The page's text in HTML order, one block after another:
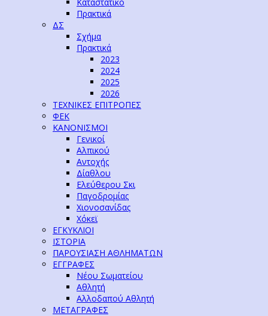
Πρακτικά
ΔΣ
Σχήμα
Πρακτικά
2023
2024
2025
2026
ΤΕΧΝΙΚΕΣ ΕΠΙΤΡΟΠΕΣ
ΦΕΚ
ΚΑΝΟΝΙΣΜΟΙ
Γενικοί
Αλπικού
Αντοχής
Δίαθλου
Ελεύθερου Σκι
Παγοδρομίας
Χιονοσανίδας
Χόκεϊ
ΕΓΚΥΚΛΙΟΙ
ΙΣΤΟΡΙΑ
ΠΑΡΟΥΣΙΑΣΗ ΑΘΛΗΜΑΤΩΝ
ΕΓΓΡΑΦΕΣ
Νέου Σωματείου
Αθλητή
Αλλοδαπού Αθλητή
ΜΕΤΑΓΡΑΦΕΣ